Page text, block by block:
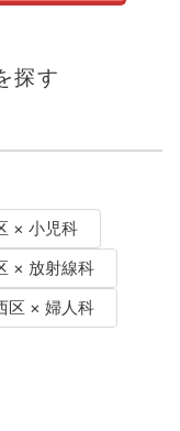
探す
× 小児科
× 放射線科
区 × 婦人科